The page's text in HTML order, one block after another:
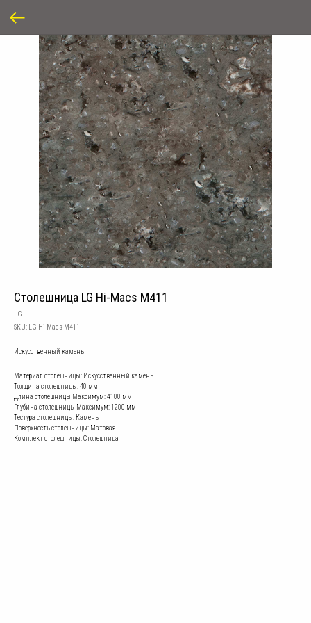
Столешница LG Hi-Macs M411
LG
SKU:
LG Hi-Macs M411
Искусственный камень
Материал столешницы: Искусственный камень
Толщина столешницы: 40 мм
Длина столешницы Mаксимум: 4100 мм
Глубина столешницы Mаксимум: 1200 мм
Тестура столешницы: Камень
Поверхность столешницы: Матовая
Комплект столешницы: Столешница